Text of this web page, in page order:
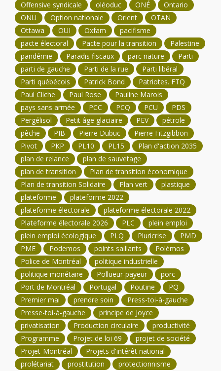
Offensive syndicale
oléoduc ONÉ
Ontario
ONU
Option nationale Orient
OTAN
Ottawa
OUI Oxfam
pacifisme
pacte électoral
Pacte pour la transition
Palestine
pandémie
Paradis fiscaux parc nature
Parti
parti de gauche
Parti de la rue
Parti libéral
Parti québécois
Patrick Bond
Patriotes. FTQ
Paul Cliche
Paul Rose
Pauline Marois
pays sans armée
PCC PCQ PCU
PDS
Pergélisol
Petit âge glaciaire PEV
pétrole
pêche
PIB Pierre Dubuc
Pierre Fitzgibbon
Pivot
PKP PL10 PL15
Plan d'action 2035
plan de relance
plan de sauvetage
plan de transition
Plan de transition économique
Plan de transition Solidaire
Plan vert
plastique
plateforme
plateforme 2022
plateforme électorale
plateforme électorale 2022
Plateforme électorale 2026
PLC
plein emploi
plein emploi écologique
PLQ Pluricrise
PMD
PME
Podemos points saillants
Polémos
Police de Montréal
politique industrielle
politique monétaire
Pollueur-payeur
porc
Port de Montréal
Portugal Poutine
PQ
Premier mai
prendre soin
Press-toi-à-gauche
Presse-toi-à-gauche
principe de Joyce
privatisation
Production circulaire
productivité
Programme
Projet de loi 69
projet de société
Projet-Montréal
Projets d'intérêt national
prolétariat
prostitution
protectionnisme